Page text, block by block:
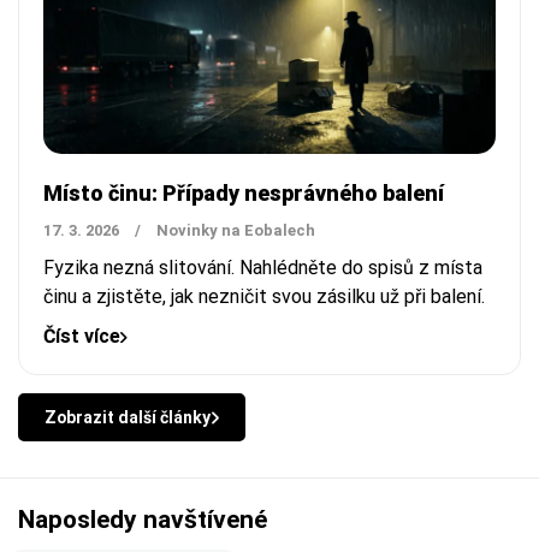
Místo činu: Případy nesprávného balení
17. 3. 2026 / Novinky na Eobalech
Fyzika nezná slitování. Nahlédněte do spisů z místa
činu a zjistěte, jak nezničit svou zásilku už při balení.
Číst více
Zobrazit další články
Naposledy navštívené